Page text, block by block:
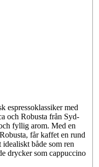
espressoklassiker med
och Robusta från Syd-
fyllig arom. Med en
får kaffet en rund
både som ren
drycker som cappuccino